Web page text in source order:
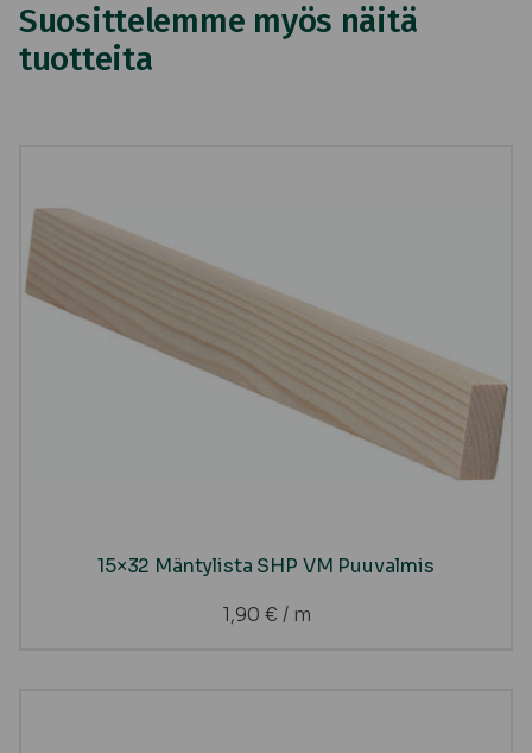
Suosittelemme myös näitä
tuotteita
15×32 Mäntylista SHP VM Puuvalmis
1,90 € / m